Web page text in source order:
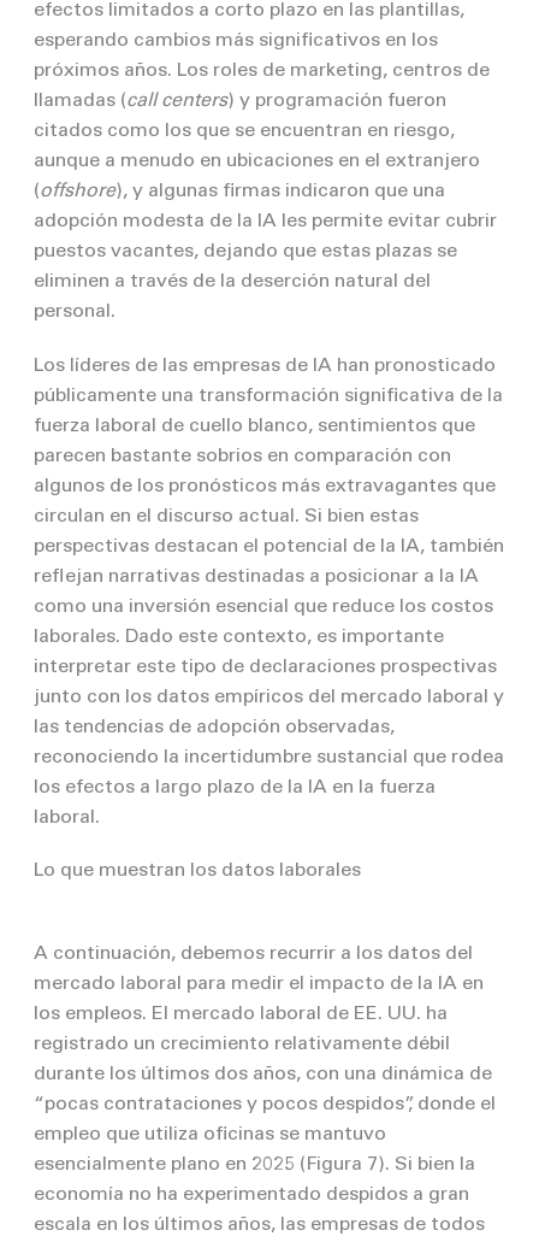
efectos limitados a corto plazo en las plantillas,
esperando cambios más significativos en los
próximos años. Los roles de marketing, centros de
llamadas (call centers) y programación fueron
citados como los que se encuentran en riesgo,
aunque a menudo en ubicaciones en el extranjero
(offshore), y algunas firmas indicaron que una
adopción modesta de la IA les permite evitar cubrir
puestos vacantes, dejando que estas plazas se
eliminen a través de la deserción natural del
personal.
Los líderes de las empresas de IA han pronosticado
públicamente una transformación significativa de la
fuerza laboral de cuello blanco, sentimientos que
parecen bastante sobrios en comparación con
algunos de los pronósticos más extravagantes que
circulan en el discurso actual. Si bien estas
perspectivas destacan el potencial de la IA, también
reflejan narrativas destinadas a posicionar a la IA
como una inversión esencial que reduce los costos
laborales. Dado este contexto, es importante
interpretar este tipo de declaraciones prospectivas
junto con los datos empíricos del mercado laboral y
las tendencias de adopción observadas,
reconociendo la incertidumbre sustancial que rodea
los efectos a largo plazo de la IA en la fuerza
laboral.
Lo que muestran los datos laborales
A continuación, debemos recurrir a los datos del
mercado laboral para medir el impacto de la IA en
los empleos. El mercado laboral de EE. UU. ha
registrado un crecimiento relativamente débil
durante los últimos dos años, con una dinámica de
“pocas contrataciones y pocos despidos”, donde el
empleo que utiliza oficinas se mantuvo
esencialmente plano en 2025 (Figura 7). Si bien la
economía no ha experimentado despidos a gran
escala en los últimos años, las empresas de todos